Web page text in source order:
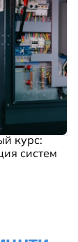
курс:
систем